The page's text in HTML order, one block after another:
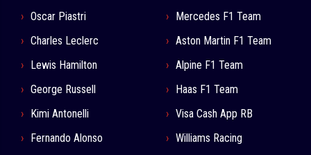
Oscar Piastri
Charles Leclerc
Lewis Hamilton
George Russell
Kimi Antonelli
Fernando Alonso
Mercedes F1 Team
Aston Martin F1 Team
Alpine F1 Team
Haas F1 Team
Visa Cash App RB
Williams Racing